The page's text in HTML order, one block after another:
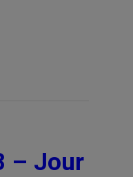
– Jour